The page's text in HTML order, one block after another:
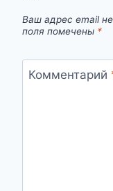
Ваш адрес email
поля помечены *
Комментарий